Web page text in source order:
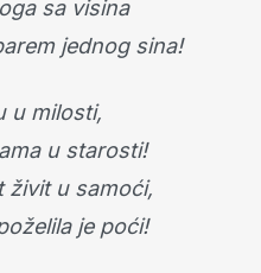
sa visina
jednog sina!
u milosti,
u starosti!
živit u samoći,
je poći!